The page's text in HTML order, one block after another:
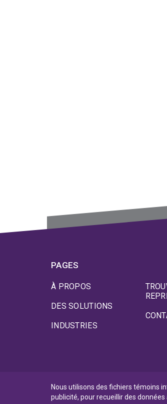
PAGES
À PROPOS
DES SOLUTIONS
INDUSTRIES
Nous utilisons des fichiers témoins
publicité, pour recueillir des